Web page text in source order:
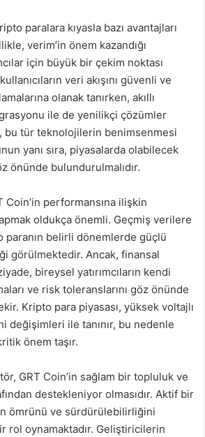
paralara kıyasla bazı avantajları
verim’in önem kazandığı
için büyük bir çekim noktası
veri akışını güvenli ve
olanak tanırken, akıllı
ile de yenilikçi çözümler
bu tür teknolojilerin benimsenmesi
yanı sıra, piyasalarda olabilecek
önünde bulundurulmalıdır.
Coin’in performansına ilişkin
oldukça önemli. Geçmiş verilere
paranın belirli dönemlerde güçlü
görülmektedir. Ancak, finansal
bireysel yatırımcıların kendi
ve risk toleranslarını göz önünde
Kripto para piyasası, yüksek voltajlı
değişimleri ile tanınır, bu nedenle
önem taşır.
GRT Coin’in sağlam bir topluluk ve
destekleniyor olmasıdır. Aktif bir
ömrünü ve sürdürülebilirliğini
rol oynamaktadır. Geliştiricilerin